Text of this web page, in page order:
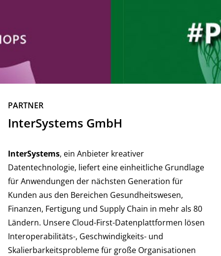
ZURÜCK
PARTNER
InterSystems GmbH
InterSystems, ein Anbieter kreativer
Datentechnologie, liefert eine einheitliche Grundlage
für Anwendungen der nächsten Generation für
Kunden aus den Bereichen Gesundheitswesen,
Finanzen, Fertigung und Supply Chain in mehr als 80
Ländern. Unsere Cloud-First-Datenplattformen lösen
Interoperabilitäts-, Geschwindigkeits- und
Skalierbarkeitsprobleme für große Organisationen